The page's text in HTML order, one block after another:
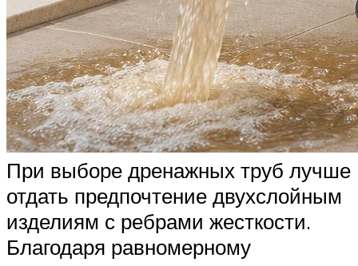
При выборе дренажных труб лучше
отдать предпочтение двухслойным
изделиям с ребрами жесткости.
Благодаря равномерному